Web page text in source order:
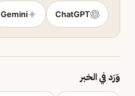
ChatGPT
Gemini
وَرَد في الخبر